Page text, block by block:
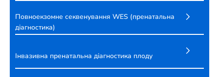
Повноекзомне секвенування WES (пренатальна
діагностика)
Інвазивна пренатальна діагностика плоду